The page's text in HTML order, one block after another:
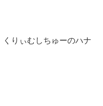
りぃむしちゅーのハナ